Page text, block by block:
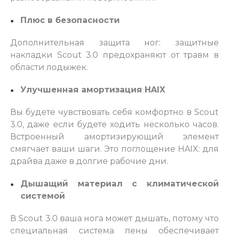
Плюс в безопасности
Дополнительная защита ног: защитные
накладки Scout 3.0 предохраняют от травм в
области лодыжек.
Улучшенная амортизация HAIX
Вы будете чувствовать себя комфортно в Scout
3.0, даже если будете ходить несколько часов.
Встроенный амортизирующий элемент
смягчает ваши шаги. Это поглощение HAIX: для
драйва даже в долгие рабочие дни.
Дышащий материал с климатической
системой
В Scout 3.0 ваша нога может дышать, потому что
специальная система пены обеспечивает